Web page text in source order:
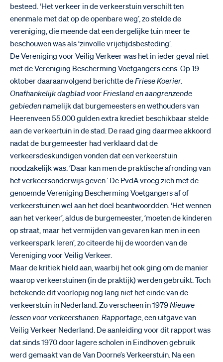
besteed. ‘Het verkeer in de verkeerstuin verschilt ten
enenmale met dat op de openbare weg’, zo stelde de
vereniging, die meende dat een dergelijke tuin meer te
beschouwen was als ‘zinvolle vrijetijdsbesteding’.
De Vereniging voor Veilig Verkeer was het in ieder geval niet
met de Vereniging Bescherming Voetgangers eens. Op 19
oktober daaraanvolgend berichtte de Friese Koerier.
Onafhankelijk dagblad voor Friesland en aangrenzende
gebieden namelijk dat burgemeesters en wethouders van
Heerenveen 55.000 gulden extra krediet beschikbaar stelde
aan de verkeertuin in de stad. De raad ging daarmee akkoord
nadat de burgemeester had verklaard dat de
verkeersdeskundigen vonden dat een verkeerstuin
noodzakelijk was. ‘Daar kan men de praktische afronding van
het verkeersonderwijs geven.’ De PvdA vroeg zich met de
genoemde Vereniging Bescherming Voetgangers af of
verkeerstuinen wel aan het doel beantwoordden. ‘Het wennen
aan het verkeer’, aldus de burgemeester, ‘moeten de kinderen
op straat, maar het vermijden van gevaren kan men in een
verkeerspark leren’, zo citeerde hij de woorden van de
Vereniging voor Veilig Verkeer.
Maar de kritiek hield aan, waarbij het ook ging om de manier
waarop verkeerstuinen (in de praktijk) werden gebruikt. Toch
betekende dit voorlopig nog lang niet het einde van de
verkeerstuin in Nederland. Zo verscheen in 1979 Nieuwe
lessen voor verkeerstuinen. Rapportage , een uitgave van
Veilig Verkeer Nederland. De aanleiding voor dit rapport was
dat sinds 1970 door lagere scholen in Eindhoven gebruik
werd gemaakt van de Van Doorne’s Verkeerstuin. Na een